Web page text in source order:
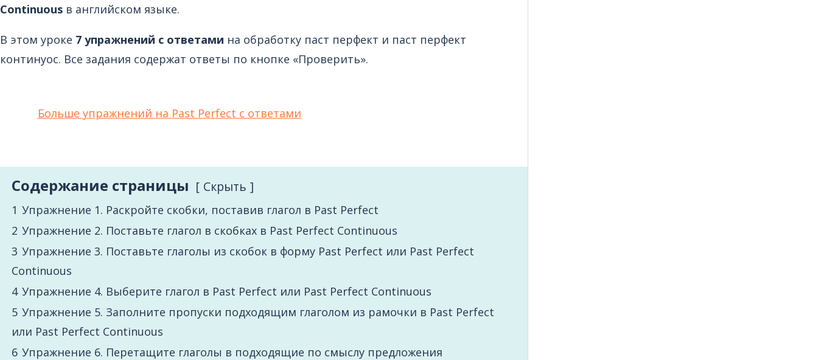
Continuous в английском языке.
В этом уроке 7 упражнений с ответами на обработку паст перфект и паст перфект
континуос. Все задания содержат ответы по кнопке «Проверить».
Больше упражнений на Past Perfect с ответами
Содержание страницы Cкрыть
1 Упражнение 1. Раскройте скобки, поставив глагол в Past Perfect
2 Упражнение 2. Поставьте глагол в скобках в Past Perfect Continuous
3 Упражнение 3. Поставьте глаголы из скобок в форму Past Perfect или Past Perfect
Continuous
4 Упражнение 4. Выберите глагол в Past Perfect или Past Perfect Continuous
5 Упражнение 5. Заполните пропуски подходящим глаголом из рамочки в Past Perfect
или Past Perfect Continuous
6 Упражнение 6. Перетащите глаголы в подходящие по смыслу предложения